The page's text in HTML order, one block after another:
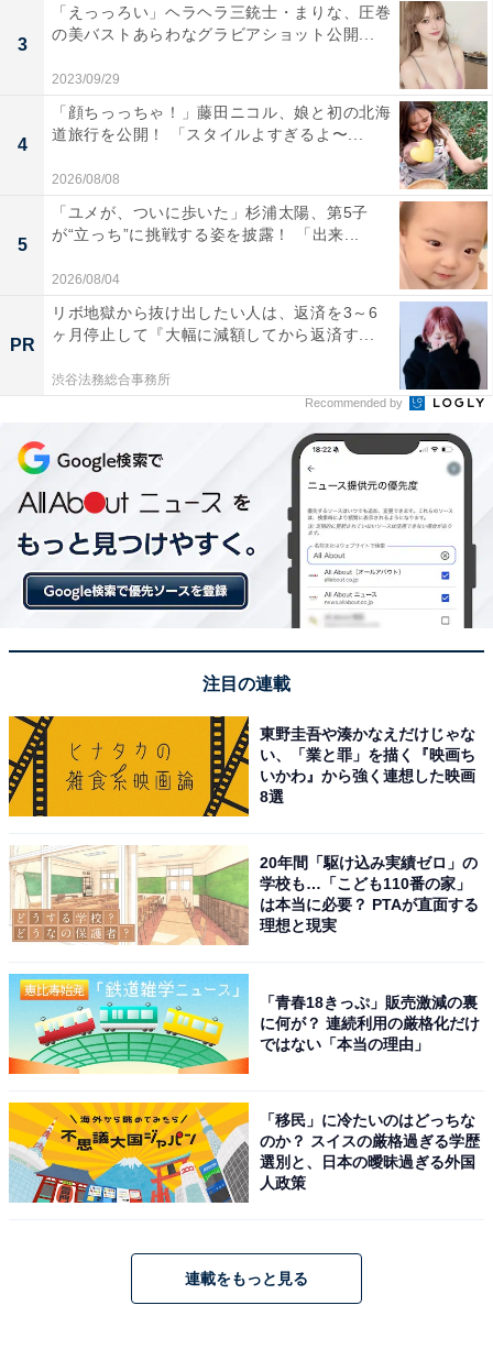
3
「えっっろい」ヘラヘラ三銃士・まりな、圧巻
の美バストあらわなグラビアショット公開...
2023/09/29
4
「顔ちっっちゃ！」藤田ニコル、娘と初の北海
道旅行を公開！ 「スタイルよすぎるよ〜...
2026/08/08
5
「ユメが、ついに歩いた」杉浦太陽、第5子
が“立っち”に挑戦する姿を披露！ 「出来...
2026/08/04
PR
リボ地獄から抜け出したい人は、返済を3～6
ヶ月停止して『大幅に減額してから返済す...
渋谷法務総合事務所
Recommended by
注目の連載
東野圭吾や湊かなえだけじゃな
い、「業と罪」を描く『映画ち
いかわ』から強く連想した映画
8選
20年間「駆け込み実績ゼロ」の
学校も…「こども110番の家」
は本当に必要？ PTAが直面する
理想と現実
「青春18きっぷ」販売激減の裏
に何が？ 連続利用の厳格化だけ
ではない「本当の理由」
「移民」に冷たいのはどっちな
のか？ スイスの厳格過ぎる学歴
選別と、日本の曖昧過ぎる外国
人政策
連載をもっと見る